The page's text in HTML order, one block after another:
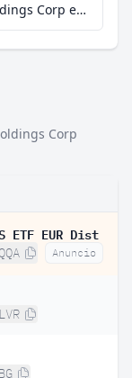
Más datos sobre Nippon Sanso Holdings Corp en extraETF
Corp
ETF EUR Dist
Anuncio